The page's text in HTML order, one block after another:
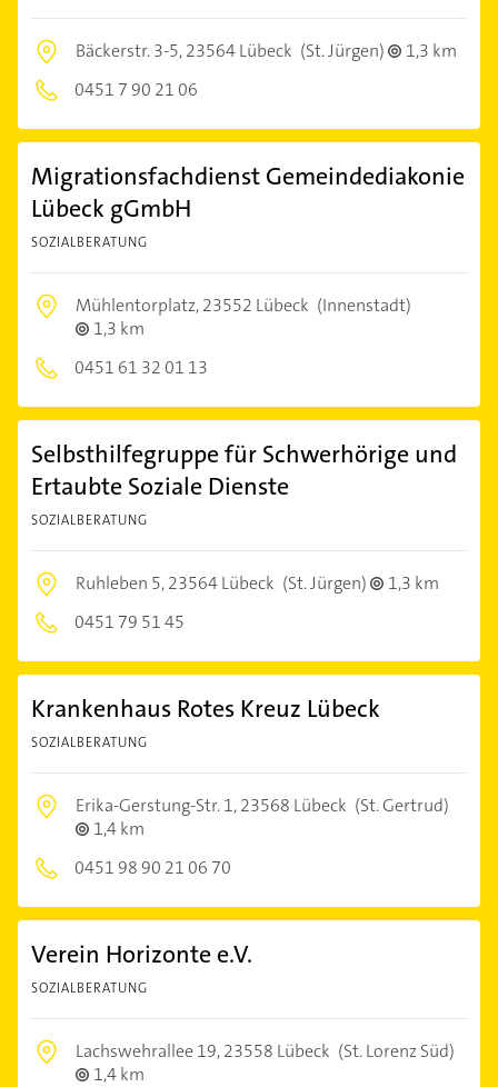
Bäckerstr. 3-5,23564 Lübeck (St. Jürgen)
1,3 km
0451 7 90 21 06
Migrationsfachdienst Gemeindediakonie
Lübeck gGmbH
SOZIALBERATUNG
Mühlentorplatz,23552 Lübeck (Innenstadt)
1,3 km
0451 61 32 01 13
Selbsthilfegruppe für Schwerhörige und
Ertaubte Soziale Dienste
SOZIALBERATUNG
Ruhleben 5,23564 Lübeck (St. Jürgen)
1,3 km
0451 79 51 45
Krankenhaus Rotes Kreuz Lübeck
SOZIALBERATUNG
Erika-Gerstung-Str. 1,23568 Lübeck (St. Gertrud)
1,4 km
0451 98 90 21 06 70
Verein Horizonte e.V.
SOZIALBERATUNG
Lachswehrallee 19,23558 Lübeck (St. Lorenz Süd)
1,4 km